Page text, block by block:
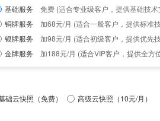
基础服务 免费 (适合专业级客户，提供基础技
铜牌服务 加68元/月 (适合一般客户，提供标准
银牌服务 加98元/月 (适合初级客户，提供优先
金牌服务 加188元/月 (适合VIP客户，提供全方
础云快照（免费） 高级云快照（10元/月）